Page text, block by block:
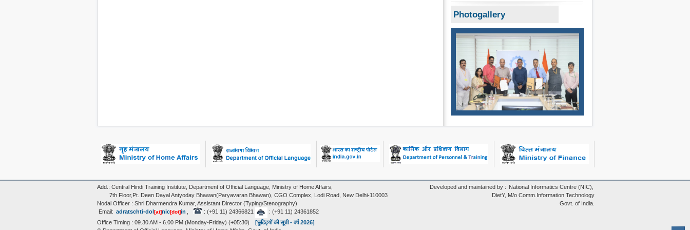
Photogallery
Add.: Central Hindi Training Institute, Department of Official Language, Ministry of Home Affairs,
7th Floor,Pt. Deen Dayal Antyoday Bhawan(Paryavaran Bhawan), CGO Complex, Lodi Road, New Delhi-110003
Nodal Officer : Shri Dharmendra Kumar, Assistant Director (Typing/Stenography)
Email: adratschti-dol [at]nic[dot]in , : (+91 11) 24366821
: (+91 11) 24361852
Office Timing : 09.30 AM - 6.00 PM (Monday-Friday) (+05:30)
[छुटिट्यों की सूची - वर्ष 2026]
Developed and maintained by : National Informatics Centre (NIC),
DietY, M/o Comm.Information Technology
Govt. of India.